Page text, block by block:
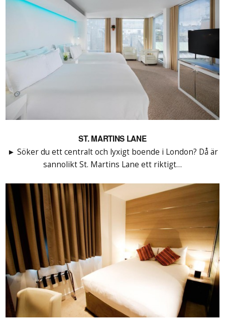
ST. MARTINS LANE
► Söker du ett centralt och lyxigt boende i London? Då är
sannolikt St. Martins Lane ett riktigt…